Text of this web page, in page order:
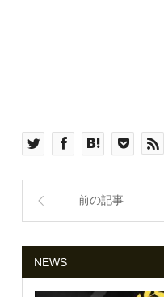
前の記事
NEWS